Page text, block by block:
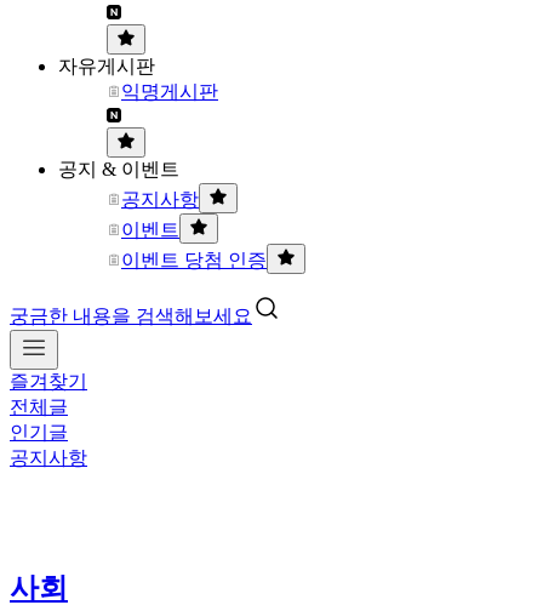
자유게시판
익명게시판
공지 & 이벤트
공지사항
이벤트
이벤트 당첨 인증
궁금한 내용을 검색해보세요
즐겨찾기
전체글
인기글
공지사항
사회